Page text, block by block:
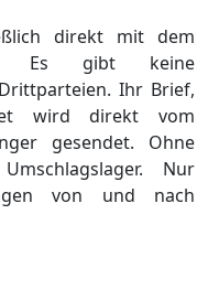
direkt mit dem
Es gibt keine
Ihr Brief,
wird direkt vom
gesendet. Ohne
Nur
von und nach